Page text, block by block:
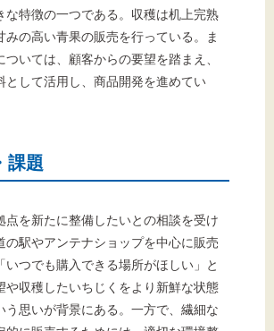
な特徴の一つである。収穫は机上完熟
みの高い青果の販売を行っている。ま
ついては、顧客からの要望を踏まえ、
として活用し、商品開発を進めてい
課題
点を新たに整備したいとの相談を受け
の駅やアンテナショップを中心に販売
いつでも購入できる場所がほしい」と
や収穫したいちじくをより新鮮な状態
う思いが背景にある。一方で、繊細な